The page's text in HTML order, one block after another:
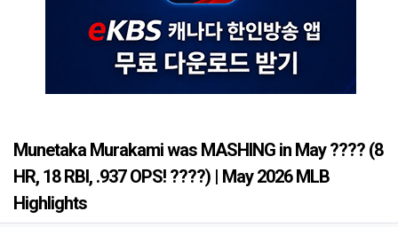
Munetaka Murakami was MASHING in May ???? (8
HR, 18 RBI, .937 OPS! ????) | May 2026 MLB
Highlights